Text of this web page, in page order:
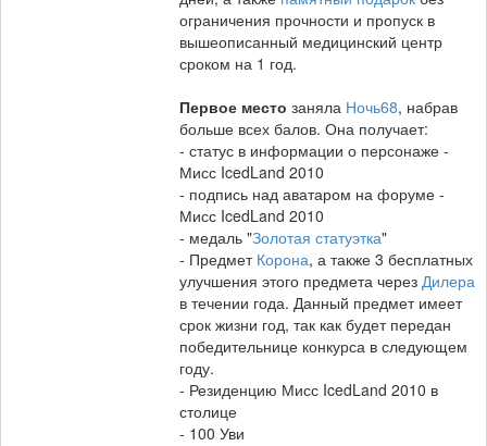
ограничения прочности и пропуск в
вышеописанный медицинский центр
сроком на 1 год.
Первое место заняла Ночь68, набрав
больше всех балов. Она получает:
- статус в информации о персонаже -
Мисс IcedLand 2010
- подпись над аватаром на форуме -
Мисс IcedLand 2010
- медаль "Золотая статуэтка"
- Предмет Корона, а также 3 бесплатных
улучшения этого предмета через Дилера
в течении года. Данный предмет имеет
срок жизни год, так как будет передан
победительнице конкурса в следующем
году.
- Резиденцию Мисс IcedLand 2010 в
столице
- 100 Уви